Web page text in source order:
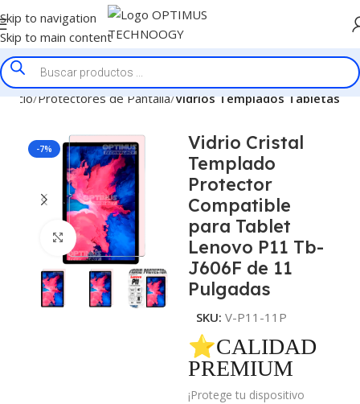
Skip to navigation
Skip to main content
Inicio Protectores de Pantalla Vidrios Templados Tabletas
-7%
Click to enlarge
Vidrio Cristal
Templado
Protector
Compatible
para Tablet
Lenovo P11 Tb-
J606F de 11
Pulgadas
SKU: V-P11-11P
⭐CALIDAD
PREMIUM
¡Protege tu dispositivo